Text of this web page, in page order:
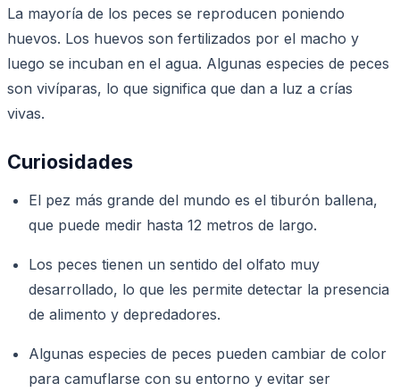
La mayoría de los peces se reproducen poniendo
huevos. Los huevos son fertilizados por el macho y
luego se incuban en el agua. Algunas especies de peces
son vivíparas, lo que significa que dan a luz a crías
vivas.
Curiosidades
El pez más grande del mundo es el tiburón ballena,
que puede medir hasta 12 metros de largo.
Los peces tienen un sentido del olfato muy
desarrollado, lo que les permite detectar la presencia
de alimento y depredadores.
Algunas especies de peces pueden cambiar de color
para camuflarse con su entorno y evitar ser